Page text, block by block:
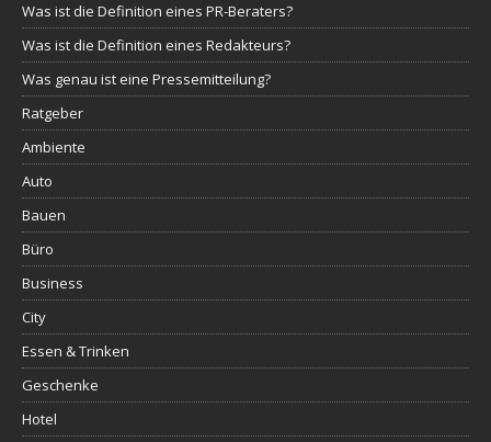
Was ist die Definition eines PR-Beraters?
Was ist die Definition eines Redakteurs?
Was genau ist eine Pressemitteilung?
Ratgeber
Ambiente
Auto
Bauen
Büro
Business
City
Essen & Trinken
Geschenke
Hotel